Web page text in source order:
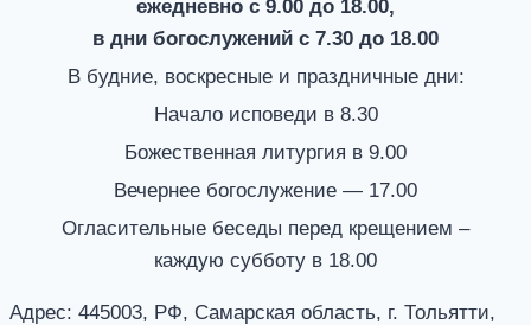
ежедневно с 9.00 до 18.00,
в дни богослужений с 7.30 до 18.00
В будние, воскресные и праздничные дни:
Начало исповеди в 8.30
Божественная литургия в 9.00
Вечернее богослужение — 17.00
Огласительные беседы перед крещением –
каждую субботу в 18.00
Адрес: 445003, РФ, Самарская область, г. Тольятти,